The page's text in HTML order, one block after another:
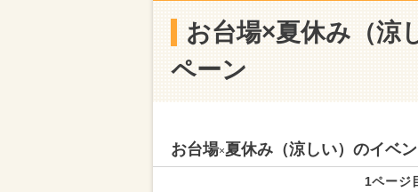
お台場×夏休み（涼
ペーン
お台場×夏休み（涼しい）のイベ
1ページ